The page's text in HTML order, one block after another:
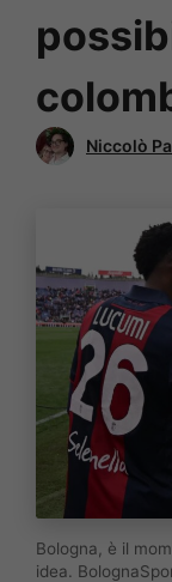
Niccolò
Bologna, è il
idea.